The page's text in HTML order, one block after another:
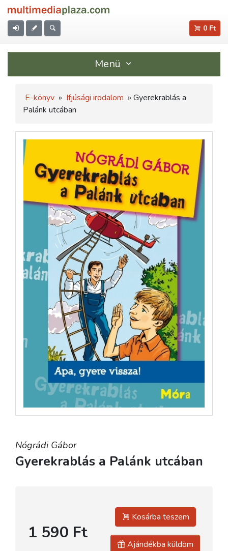
0 Ft
Menü
E-könyv » Ifjúsági irodalom » Gyerekrablás a
Palánk utcában
Nógrádi Gábor
Gyerekrablás a Palánk utcában
1 590 Ft
Kosárba teszem
Ajándékba küldöm